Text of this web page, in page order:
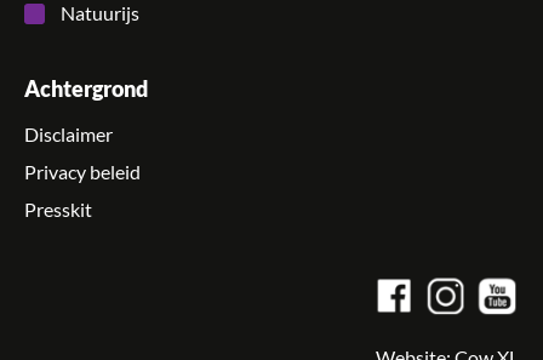
Natuurijs
Achtergrond
Disclaimer
Privacy beleid
Presskit